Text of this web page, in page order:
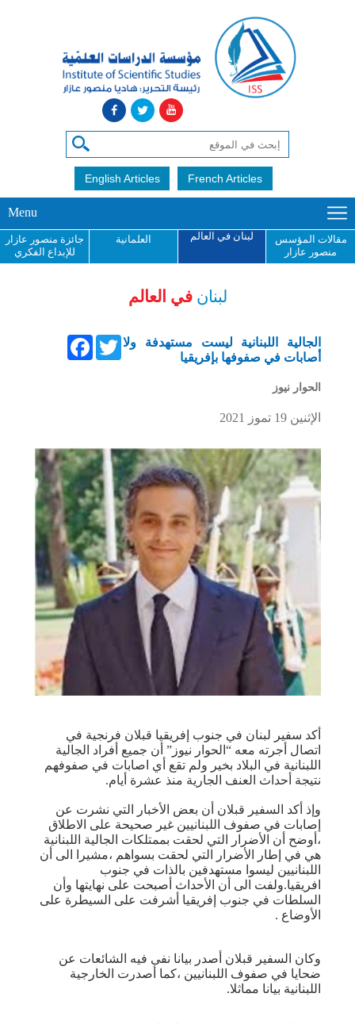
English Articles French Articles
Menu
مقالات المؤسس
منصور عازار
لبنان في العالم العلمانية
جائزة منصور عازار
للإبداع الفكري
لبنان في العالم
FacebookTwitterالجالية اللبنانية ليست مستهدفة ولا
أصابات في صفوفها بإفريقيا
الحوار نيوز
الإثنين 19 تموز 2021
أكد سفير لبنان في جنوب إفريقيا قبلان فرنجية في
اتصال أجرته معه “الحوار نيوز” أن جميع أفراد الجالية
اللبنانية في البلاد بخير ولم تقع أي اصابات في صفوفهم
نتيجة أحداث العنف الجارية منذ عشرة أيام.
وإذ أكد السفير قبلان أن بعض الأخبار التي نشرت عن
إصابات في صفوف اللبنانيين غير صحيحة على الاطلاق
،أوضح أن الأضرار التي لحقت بممتلكات الجالية اللبنانية
هي في إطار الأضرار التي لحقت بسواهم ،مشيرا الى أن
اللبنانيين ليسوا مستهدفين بالذات في جنوب
افريقيا.ولفت الى أن الأحداث أصبحت على نهايتها وأن
السلطات في جنوب إفريقيا أشرفت على السيطرة على
الأوضاع .
وكان السفير قبلان أصدر بيانا نفى فيه الشائعات عن
ضحايا في صفوف اللبنانيين ،كما أصدرت الخارجية
اللبنانية بيانا مماثلا.